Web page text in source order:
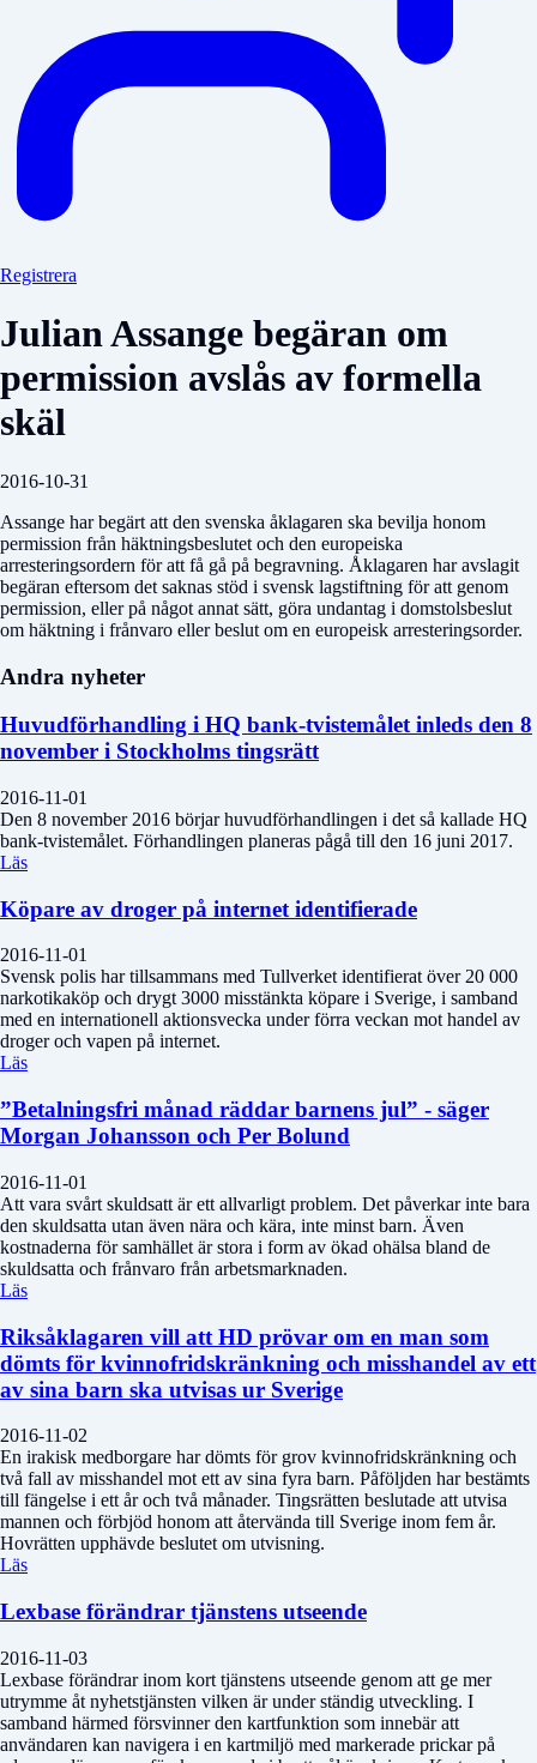
Registrera
Julian Assange begäran om
permission avslås av formella
skäl
2016-10-31
Assange har begärt att den svenska åklagaren ska bevilja honom
permission från häktningsbeslutet och den europeiska
arresteringsordern för att få gå på begravning. Åklagaren har avslagit
begäran eftersom det saknas stöd i svensk lagstiftning för att genom
permission, eller på något annat sätt, göra undantag i domstolsbeslut
om häktning i frånvaro eller beslut om en europeisk arresteringsorder.
Andra nyheter
Huvudförhandling i HQ bank-tvistemålet inleds den 8
november i Stockholms tingsrätt
2016-11-01
Den 8 november 2016 börjar huvudförhandlingen i det så kallade HQ
bank-tvistemålet. Förhandlingen planeras pågå till den 16 juni 2017.
Läs
Köpare av droger på internet identifierade
2016-11-01
Svensk polis har tillsammans med Tullverket identifierat över 20 000
narkotikaköp och drygt 3000 misstänkta köpare i Sverige, i samband
med en internationell aktionsvecka under förra veckan mot handel av
droger och vapen på internet.
Läs
”Betalningsfri månad räddar barnens jul” - säger
Morgan Johansson och Per Bolund
2016-11-01
Att vara svårt skuldsatt är ett allvarligt problem. Det påverkar inte bara
den skuldsatta utan även nära och kära, inte minst barn. Även
kostnaderna för samhället är stora i form av ökad ohälsa bland de
skuldsatta och frånvaro från arbetsmarknaden.
Läs
Riksåklagaren vill att HD prövar om en man som
dömts för kvinnofridskränkning och misshandel av ett
av sina barn ska utvisas ur Sverige
2016-11-02
En irakisk medborgare har dömts för grov kvinnofridskränkning och
två fall av misshandel mot ett av sina fyra barn. Påföljden har bestämts
till fängelse i ett år och två månader. Tingsrätten beslutade att utvisa
mannen och förbjöd honom att återvända till Sverige inom fem år.
Hovrätten upphävde beslutet om utvisning.
Läs
Lexbase förändrar tjänstens utseende
2016-11-03
Lexbase förändrar inom kort tjänstens utseende genom att ge mer
utrymme åt nyhetstjänsten vilken är under ständig utveckling. I
samband härmed försvinner den kartfunktion som innebär att
användaren kan navigera i en kartmiljö med markerade prickar på